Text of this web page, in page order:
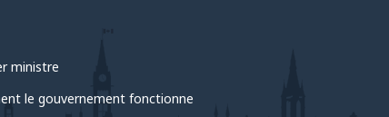
ministre
le gouvernement fonctionne